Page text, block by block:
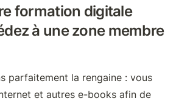
formation digitale
à une zone membre
parfaitement la rengaine : vous
et autres e-books afin de